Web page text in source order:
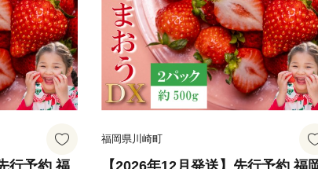
行予約 福
福岡県川崎町
【2026年12月発送】先行予約 福